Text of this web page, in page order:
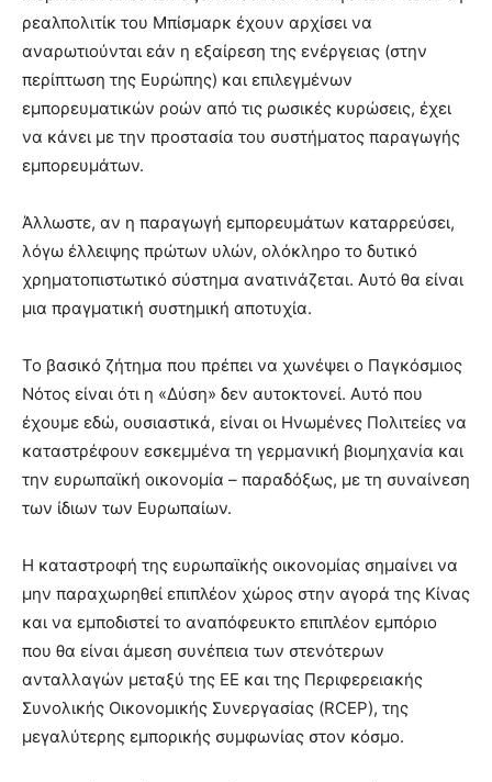
ρεαλπολιτίκ του Μπίσμαρκ έχουν αρχίσει να
αναρωτιούνται εάν η εξαίρεση της ενέργειας (στην
περίπτωση της Ευρώπης) και επιλεγμένων
εμπορευματικών ροών από τις ρωσικές κυρώσεις, έχει
να κάνει με την προστασία του συστήματος παραγωγής
εμπορευμάτων.
Άλλωστε, αν η παραγωγή εμπορευμάτων καταρρεύσει,
λόγω έλλειψης πρώτων υλών, ολόκληρο το δυτικό
χρηματοπιστωτικό σύστημα ανατινάζεται. Αυτό θα είναι
μια πραγματική συστημική αποτυχία.
Το βασικό ζήτημα που πρέπει να χωνέψει ο Παγκόσμιος
Νότος είναι ότι η «Δύση» δεν αυτοκτονεί. Αυτό που
έχουμε εδώ, ουσιαστικά, είναι οι Ηνωμένες Πολιτείες να
καταστρέφουν εσκεμμένα τη γερμανική βιομηχανία και
την ευρωπαϊκή οικονομία – παραδόξως, με τη συναίνεση
των ίδιων των Ευρωπαίων.
Η καταστροφή της ευρωπαϊκής οικονομίας σημαίνει να
μην παραχωρηθεί επιπλέον χώρος στην αγορά της Κίνας
και να εμποδιστεί το αναπόφευκτο επιπλέον εμπόριο
που θα είναι άμεση συνέπεια των στενότερων
ανταλλαγών μεταξύ της ΕΕ και της Περιφερειακής
Συνολικής Οικονομικής Συνεργασίας (RCEP), της
μεγαλύτερης εμπορικής συμφωνίας στον κόσμο.